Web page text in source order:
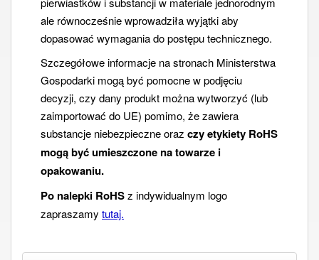
ale równocześnie wprowadziła wyjątki aby
dopasować wymagania do postępu technicznego.
Szczegółowe informacje na stronach Ministerstwa
Gospodarki mogą być pomocne w podjęciu
decyzji, czy dany produkt można wytworzyć (lub
zaimportować do UE) pomimo, że zawiera
substancje niebezpieczne oraz czy etykiety RoHS
mogą być umieszczone na towarze i
opakowaniu.
Po nalepki RoHSz indywidualnym logo
zapraszamy tutaj.